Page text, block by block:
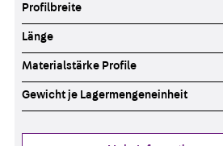
Profilbreite
Länge
Materialstärke Profile
Gewicht je Lagermengeneinheit